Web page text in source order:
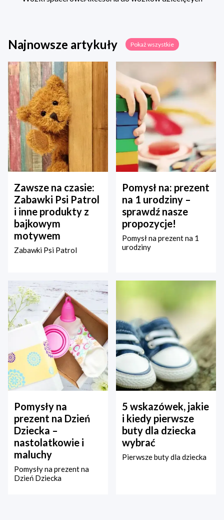
Najnowsze artykuły Pokaż wszystkie
Zawsze na czasie:
Zabawki Psi Patrol
i inne produkty z
bajkowym
motywem
Zabawki Psi Patrol
Pomysł na: prezent
na 1 urodziny –
sprawdź nasze
propozycje!
Pomysł na prezent na 1
urodziny
Pomysły na
prezent na Dzień
Dziecka –
nastolatkowie i
maluchy
Pomysły na prezent na
Dzień Dziecka
5 wskazówek, jakie
i kiedy pierwsze
buty dla dziecka
wybrać
Pierwsze buty dla dziecka